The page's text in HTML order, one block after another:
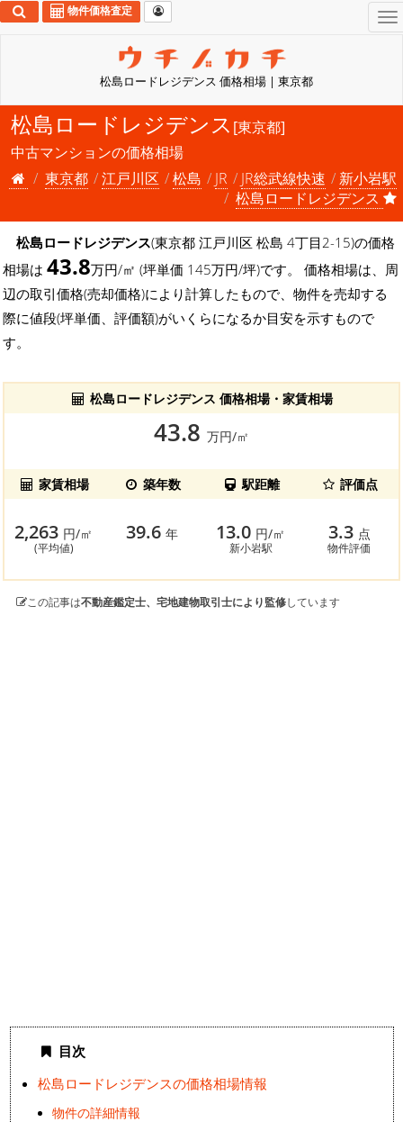
松島ロードレジデンス 価格相場 | 東京都
物件価格査定
松島ロードレジデンス [東京都]
中古マンションの価格相場
東京都
江戸川区 松島 JR JR総武線快速
新小岩駅
松島ロードレジデンス
松島ロードレジデンス(東京都 江戸川区 松島 4丁目2-15)の価格
相場は 43.8万円/㎡ (坪単価 145万円/坪)です。 価格相場は、周
辺の取引価格(売却価格)により計算したもので、物件を売却する
際に値段(坪単価、評価額)がいくらになるか目安を示すもので
す。
松島ロードレジデンス 価格相場・家賃相場
43.8 万円/㎡
家賃相場 築年数 駅距離 評価点
2,263 円/㎡
(平均値)
39.6年 13.0 円/㎡
新小岩駅
3.3 点
物件評価
この記事は不動産鑑定士、宅地建物取引士により監修しています
目次
松島ロードレジデンスの価格相場情報
物件の詳細情報